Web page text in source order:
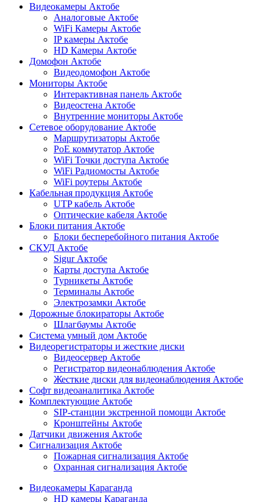
Видеокамеры Актобе
Аналоговые Актобе
WiFi Камеры Актобе
IP камеры Актобе
HD Камеры Актобе
Домофон Актобе
Видеодомофон Актобе
Мониторы Актобе
Интерактивная панель Актобе
Видеостена Актобе
Внутренние мониторы Актобе
Сетевое оборудование Актобе
Маршрутизаторы Актобе
PoE коммутатор Актобе
WiFi Точки доступа Актобе
WiFi Радиомосты Актобе
WiFi роутеры Актобе
Кабельная продукция Актобе
UTP кабель Актобе
Оптические кабеля Актобе
Блоки питания Актобе
Блоки бесперебойного питания Актобе
СКУД Актобе
Sigur Актобе
Карты доступа Актобе
Турникеты Актобе
Терминалы Актобе
Электрозамки Актобе
Дорожные блокираторы Актобе
Шлагбаумы Актобе
Система умный дом Актобе
Видеорегистраторы и жесткие диски
Видеосервер Актобе
Регистратор видеонаблюдения Актобе
Жесткие диски для видеонаблюдения Актобе
Софт видеоаналитика Актобе
Комплектующие Актобе
SIP-станции экстренной помощи Актобе
Кронштейны Актобе
Датчики движения Актобе
Сигнализация Актобе
Пожарная сигнализация Актобе
Охранная сигнализация Актобе
Видеокамеры Караганда
HD камеры Караганда